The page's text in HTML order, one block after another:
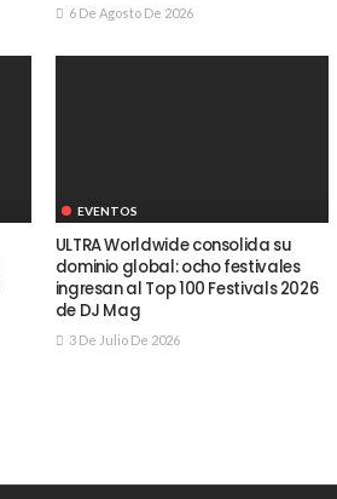
6 De Agosto De 2026
EVENTOS
ULTRA Worldwide consolida su
dominio global: ocho festivales
ingresan al Top 100 Festivals 2026
de DJ Mag
3 De Julio De 2026